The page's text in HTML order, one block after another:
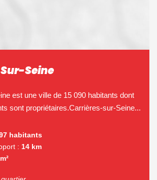
Seine
est une ville de 15 090 habitants dont
sont propriétaires.Carrières-sur-Seine...
habitants
: 14 km